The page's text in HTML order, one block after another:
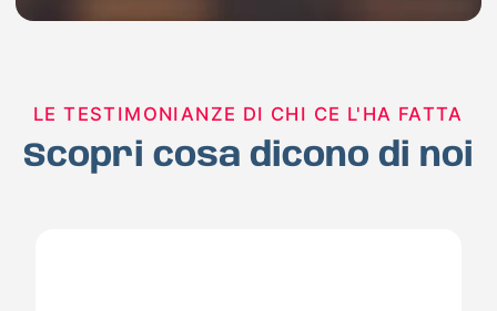
LE TESTIMONIANZE DI CHI CE L'HA FATTA
Scopri cosa dicono di noi